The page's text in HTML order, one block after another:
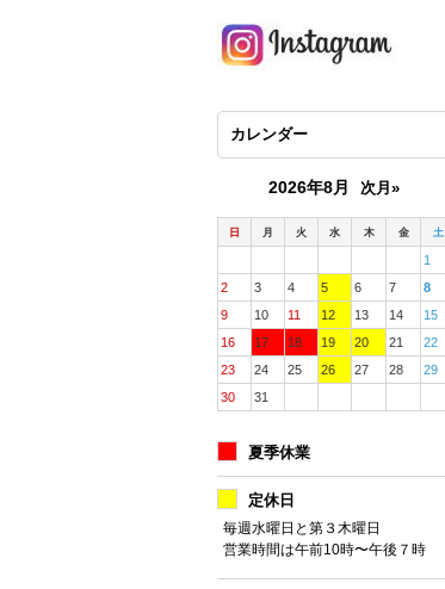
カレンダー
2026年8月 次月»
日 月 火 水 木 金 土
1
2
3 4 5 6 7
8
9
10 11 12 13 14
15
16
17 18 19 20 21
22
23
24 25 26 27 28
29
30
31
夏季休業
定休日
毎週水曜日と第３木曜日
営業時間は午前10時〜午後７時